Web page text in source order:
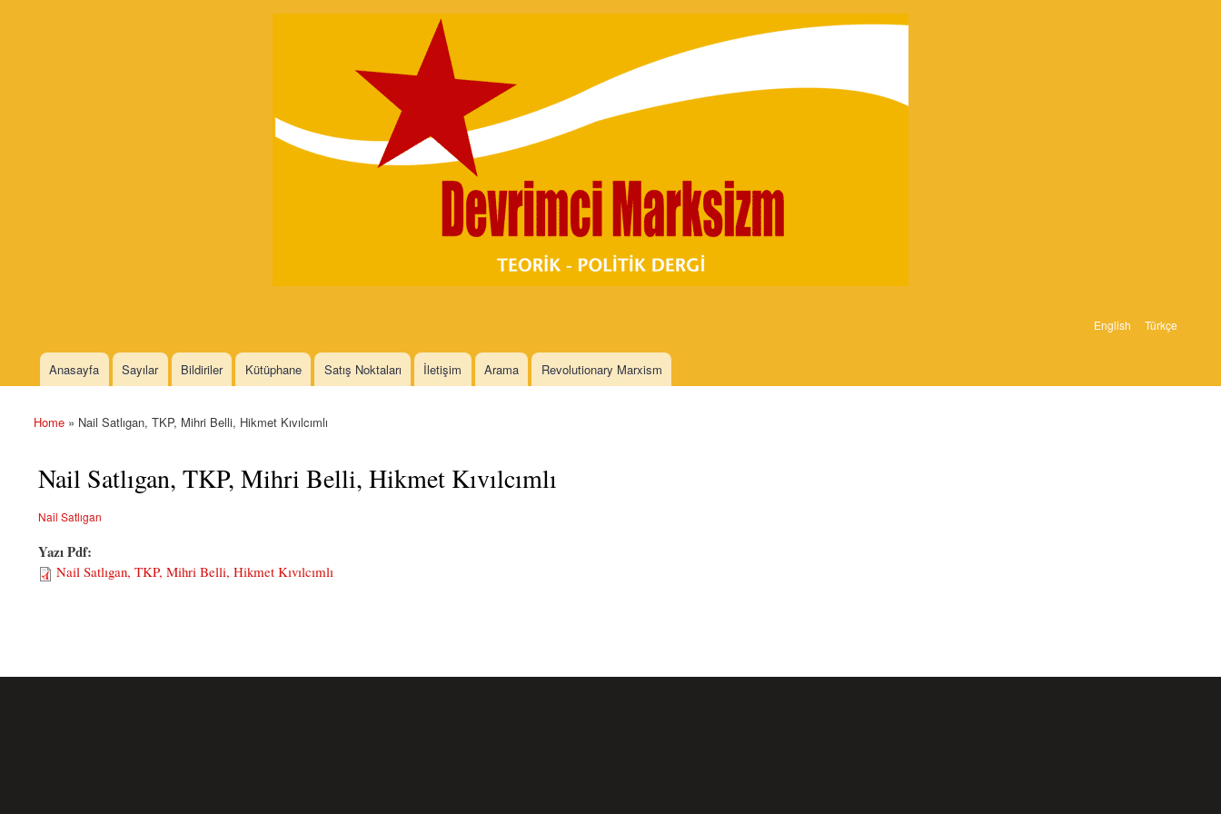
Skip to
English Türkçe
Main menu
Anasayfa Sayılar Bildiriler Kütüphane Satış Noktaları İletişim Arama Revolutionary Marxism
You are here
Home » Nail Satlıgan, TKP, Mihri Belli, Hikmet Kıvılcımlı
Nail Satlıgan, TKP, Mihri Belli, Hikmet Kıvılcımlı
Nail Satlıgan
Yazı Pdf:
Nail Satlıgan, TKP, Mihri Belli, Hikmet Kıvılcımlı